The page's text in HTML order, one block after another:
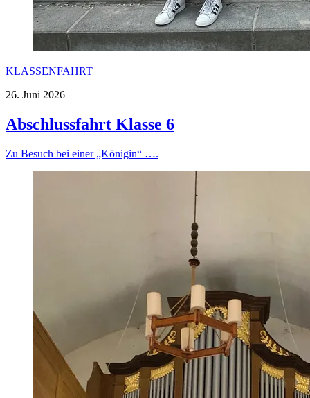
KLASSENFAHRT
26. Juni 2026
Abschlussfahrt Klasse 6
Zu Besuch bei einer „Königin“ ….